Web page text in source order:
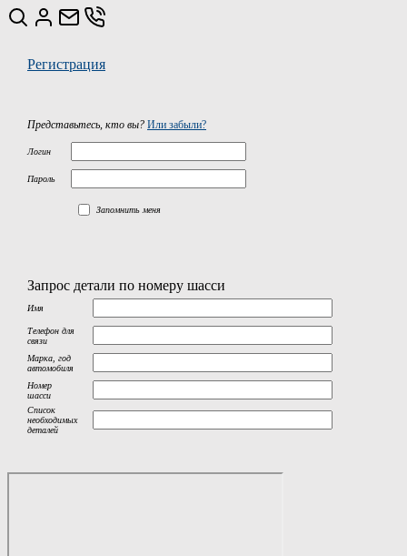
Регистрация
Представьтесь, кто вы? Или забыли?
Логин
Пароль
Запомнить меня
Запрос детали по номеру шасси
Имя
Телефон для
связи
Марка, год
автомобиля
Номер
шасси
Список
необходимых
деталей